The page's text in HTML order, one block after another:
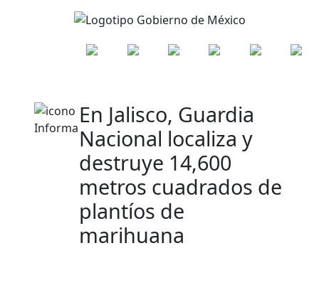
En Jalisco, Guardia
Nacional localiza y
destruye 14,600
metros cuadrados de
plantíos de
marihuana